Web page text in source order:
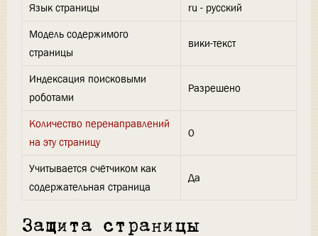
Язык страницы
ru - русский
Модель содержимого
страницы
вики-текст
Индексация поисковыми
роботами
Разрешено
Количество перенаправлений
на эту страницу
0
Учитывается счётчиком как
содержательная страница
Да
Защита страницы